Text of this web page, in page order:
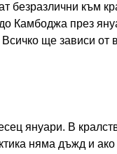
безразлични към
Камбоджа през
ще зависи от
януари. В
няма дъжд и ако